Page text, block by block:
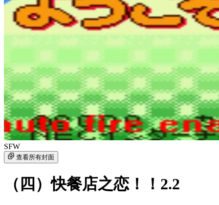
SFW
查看所有封面
（四）快餐店之恋！！2.2